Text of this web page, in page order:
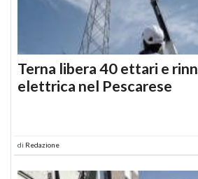
Terna libera 40 ettari e
elettrica nel Pescarese
di Redazione